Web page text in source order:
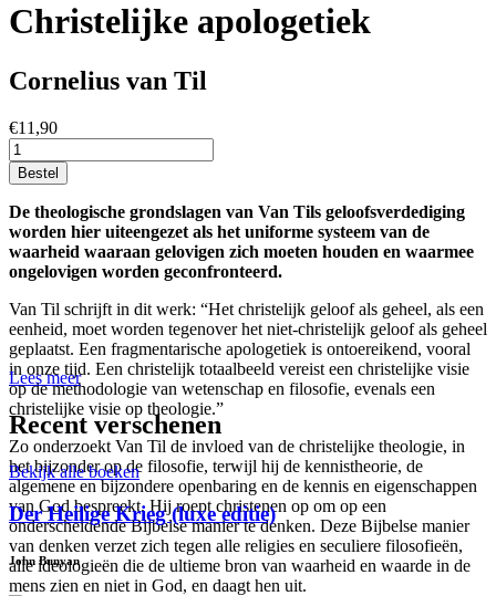
Christelijke apologetiek
Cornelius van Til
€11,90
Bestel
De theologische grondslagen van Van Tils geloofsverdediging
worden hier uiteengezet als het uniforme systeem van de
waarheid waaraan gelovigen zich moeten houden en waarmee
ongelovigen worden geconfronteerd.
Van Til schrijft in dit werk: “Het christelijk geloof als geheel, als een
eenheid, moet worden tegenover het niet-christelijk geloof als geheel
geplaatst. Een fragmentarische apologetiek is ontoereikend, vooral
in onze tijd. Een christelijk totaalbeeld vereist een christelijke visie
op de methodologie van wetenschap en filosofie, evenals een
christelijke visie op theologie.”
Zo onderzoekt Van Til de invloed van de christelijke theologie, in
het bijzonder op de filosofie, terwijl hij de kennistheorie, de
algemene en bijzondere openbaring en de kennis en eigenschappen
van God bespreekt. Hij roept christenen op om op een
onderscheidende Bijbelse manier te denken. Deze Bijbelse manier
van denken verzet zich tegen alle religies en seculiere filosofieën,
alle ideologieën die de ultieme bron van waarheid en waarde in de
mens zien en niet in God, en daagt hen uit.
Lees meer
Recent verschenen
Bekijk alle boeken
Der Heilige Krieg (luxe editie)
John Bunyan